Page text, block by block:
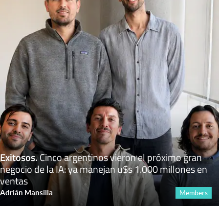
Exitosos.Cinco argentinos vieron el próximo gran
negocio de la IA: ya manejan u$s 1.000 millones en
ventas
Adrián Mansilla Members